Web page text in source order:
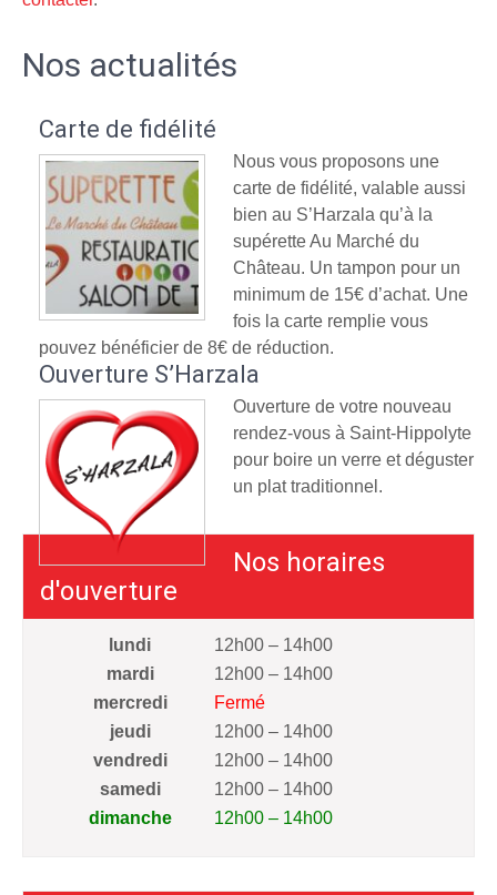
Nos actualités
Carte de fidélité
Nous vous proposons une
carte de fidélité, valable aussi
bien au S’Harzala qu’à la
supérette Au Marché du
Château. Un tampon pour un
minimum de 15€ d’achat. Une
fois la carte remplie vous
pouvez bénéficier de 8€ de réduction.
Ouverture S’Harzala
Ouverture de votre nouveau
rendez-vous à Saint-Hippolyte
pour boire un verre et déguster
un plat traditionnel.
Nos horaires
d'ouverture
lundi
12h00 – 14h00
mardi
12h00 – 14h00
mercredi
Fermé
jeudi
12h00 – 14h00
vendredi
12h00 – 14h00
samedi
12h00 – 14h00
dimanche
12h00 – 14h00